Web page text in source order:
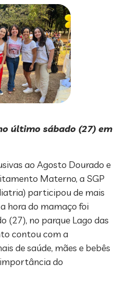
último sábado (27) em
ao Agosto Dourado e
Materno, a SGP
participou de mais
hora do mamaço foi
(27), no parque Lago das
contou com a
de saúde, mães e bebês
do